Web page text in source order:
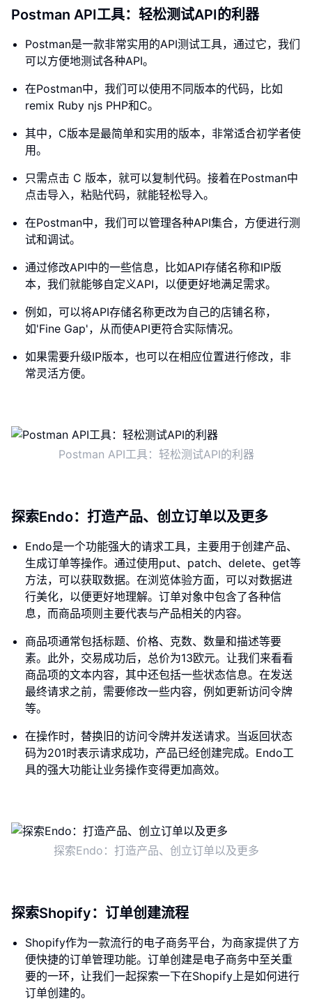
Postman API工具：轻松测试API的利器
Postman是一款非常实用的API测试工具，通过它，我们
可以方便地测试各种API。
在Postman中，我们可以使用不同版本的代码，比如
remix Ruby njs PHP和C。
其中，C版本是最简单和实用的版本，非常适合初学者使
用。
只需点击 C 版本，就可以复制代码。接着在Postman中
点击导入，粘贴代码，就能轻松导入。
在Postman中，我们可以管理各种API集合，方便进行测
试和调试。
通过修改API中的一些信息，比如API存储名称和IP版
本，我们就能够自定义API，以便更好地满足需求。
例如，可以将API存储名称更改为自己的店铺名称，
如'Fine Gap'，从而使API更符合实际情况。
如果需要升级IP版本，也可以在相应位置进行修改，非
常灵活方便。
Postman API工具：轻松测试API的利器
探索Endo：打造产品、创立订单以及更多
Endo是一个功能强大的请求工具，主要用于创建产品、
生成订单等操作。通过使用put、patch、delete、get等
方法，可以获取数据。在浏览体验方面，可以对数据进
行美化，以便更好地理解。订单对象中包含了各种信
息，而商品项则主要代表与产品相关的内容。
商品项通常包括标题、价格、克数、数量和描述等要
素。此外，交易成功后，总价为13欧元。让我们来看看
商品项的文本内容，其中还包括一些状态信息。在发送
最终请求之前，需要修改一些内容，例如更新访问令牌
等。
在操作时，替换旧的访问令牌并发送请求。当返回状态
码为201时表示请求成功，产品已经创建完成。Endo工
具的强大功能让业务操作变得更加高效。
探索Endo：打造产品、创立订单以及更多
探索Shopify：订单创建流程
Shopify作为一款流行的电子商务平台，为商家提供了方
便快捷的订单管理功能。订单创建是电子商务中至关重
要的一环，让我们一起探索一下在Shopify上是如何进行
订单创建的。